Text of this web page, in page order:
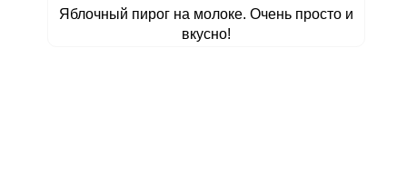
Яблочный пирог на молоке. Очень просто и
вкусно!